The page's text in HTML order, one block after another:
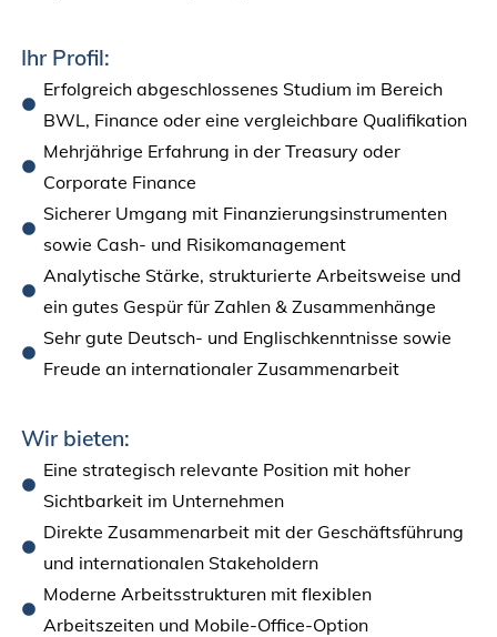
Ihr Profil:
Erfolgreich abgeschlossenes Studium im Bereich
BWL, Finance oder eine vergleichbare Qualifikation
Mehrjährige Erfahrung in der Treasury oder
Corporate Finance
Sicherer Umgang mit Finanzierungsinstrumenten
sowie Cash- und Risikomanagement
Analytische Stärke, strukturierte Arbeitsweise und
ein gutes Gespür für Zahlen & Zusammenhänge
Sehr gute Deutsch- und Englischkenntnisse sowie
Freude an internationaler Zusammenarbeit
Wir bieten:
Eine strategisch relevante Position mit hoher
Sichtbarkeit im Unternehmen
Direkte Zusammenarbeit mit der Geschäftsführung
und internationalen Stakeholdern
Moderne Arbeitsstrukturen mit flexiblen
Arbeitszeiten und Mobile-Office-Option